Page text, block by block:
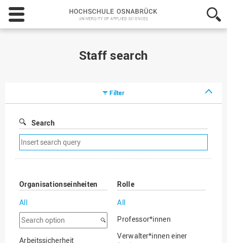
Hochschule
Osnabrück
-
Staff search
Filter
Search
Remove
search
filter
Organisationseinheiten
All
Search
option
Arbeitssicherheit
Rolle
All
Professor*innen
Verwalter*innen einer